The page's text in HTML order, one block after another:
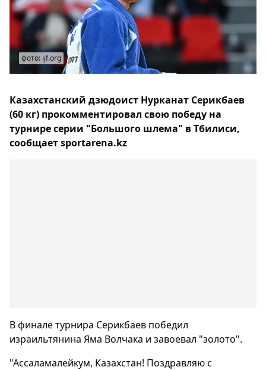
фото: ijf.org
Казахстанский дзюдоист Нурканат Серикбаев
(60 кг) прокомментировал свою победу на
турнире серии "Большого шлема" в Тбилиси,
сообщает sportarena.kz
В финале турнира Серикбаев победил
израильтянина Яма Волчака и завоевал "золото".
"Ассаламалейкум, Казахстан! Поздравляю с